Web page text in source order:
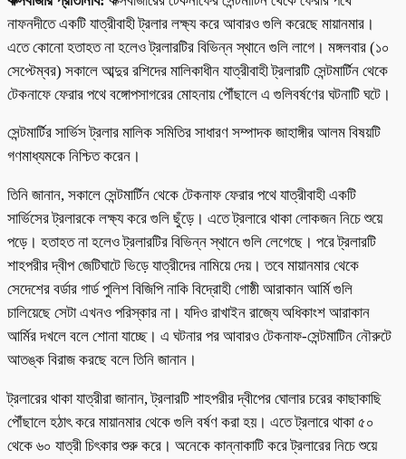
নাফনদীতে একটি যাত্রীবাহী ট্রলার লক্ষ্য করে আবারও গুলি করেছে মায়ানমার।
এতে কোনো হতাহত না হলেও ট্রলারটির বিভিন্ন স্থানে গুলি লাগে। মঙ্গলবার (১০
সেপ্টেম্বর) সকালে আব্দুর রশিদের মালিকাধীন যাত্রীবাহী ট্রলারটি সেন্টমার্টিন থেকে
টেকনাফে ফেরার পথে বঙ্গোপসাগরের মোহনায় পৌঁছালে এ গুলিবর্ষণের ঘটনাটি ঘটে।
সেন্টমার্টির সার্ভিস ট্রলার মালিক সমিতির সাধারণ সম্পাদক জাহাঙ্গীর আলম বিষয়টি
গণমাধ্যমকে নিশ্চিত করেন।
তিনি জানান, সকালে সেন্টমার্টিন থেকে টেকনাফ ফেরার পথে যাত্রীবাহী একটি
সার্ভিসের ট্রলারকে লক্ষ্য করে গুলি ছুঁড়ে। এতে ট্রলারে থাকা লোকজন নিচে শুয়ে
পড়ে। হতাহত না হলেও ট্রলারটির বিভিন্ন স্থানে গুলি লেগেছে। পরে ট্রলারটি
শাহপরীর দ্বীপ জেটিঘাটে ভিড়ে যাত্রীদের নামিয়ে দেয়। তবে মায়ানমার থেকে
সেদেশের বর্ডার গার্ড পুলিশ বিজিপি নাকি বিদ্রোহী গোষ্ঠী আরাকান আর্মি গুলি
চালিয়েছে সেটা এখনও পরিস্কার না। যদিও রাখাইন রাজ্যে অধিকাংশ আরাকান
আর্মির দখলে বলে শোনা যাচ্ছে। এ ঘটনার পর আবারও টেকনাফ-সেন্টমাটিন নৌরুটে
আতঙ্ক বিরাজ করছে বলে তিনি জানান।
ট্রলারের থাকা যাত্রীরা জানান, ট্রলারটি শাহপরীর দ্বীপের ঘোলার চরের কাছাকাছি
পৌঁছালে হঠাৎ করে মায়ানমার থেকে গুলি বর্ষণ করা হয়। এতে ট্রলারে থাকা ৫০
থেকে ৬০ যাত্রী চিৎকার শুরু করে। অনেকে কান্নাকাটি করে ট্রলারের নিচে শুয়ে